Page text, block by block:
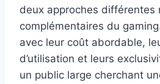
deux approches différentes
complémentaires du
avec leur coût abordable,
d’utilisation et leurs
un public large cherchant